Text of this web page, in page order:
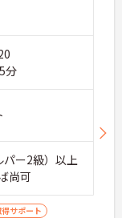
分
ー2級）以上
尚可
サポート